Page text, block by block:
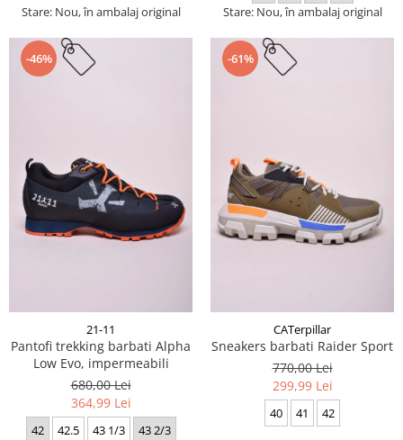
Stare: Nou, în ambalaj original
Stare: Nou, în ambalaj original
-46%
21-11
Pantofi trekking barbati Alpha
Low Evo, impermeabili
680,00 Lei
364,99 Lei
42 42.5 43 1/3 43 2/3
-61%
CATerpillar
Sneakers barbati Raider Sport
770,00 Lei
299,99 Lei
40 41 42